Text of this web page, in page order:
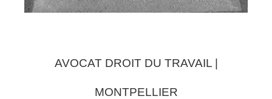
AVOCAT DROIT DU TRAVAIL |
MONTPELLIER